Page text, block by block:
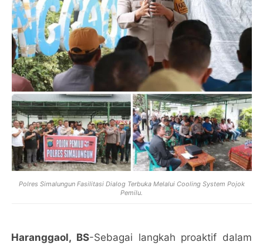
Polres Simalungun Fasilitasi Dialog Terbuka Melalui Cooling System Pojok
Pemilu.
Haranggaol, BS-Sebagai langkah proaktif dalam